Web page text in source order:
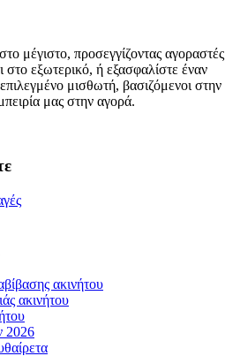
μέγιστο, προσεγγίζοντας αγοραστές
εξωτερικό, ή εξασφαλίστε έναν
μισθωτή, βασιζόμενοι στην
μας στην αγορά.
ακινήτου
ακινήτου
2026